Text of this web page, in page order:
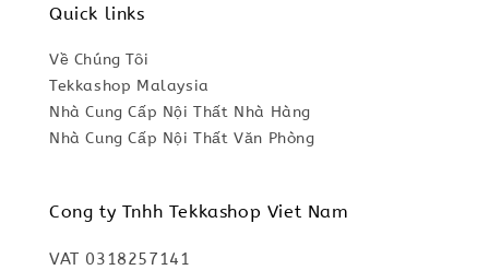
Quick links
Về Chúng Tôi
Tekkashop Malaysia
Nhà Cung Cấp Nội Thất Nhà Hàng
Nhà Cung Cấp Nội Thất Văn Phòng
Cong ty Tnhh Tekkashop Viet Nam
VAT 0318257141